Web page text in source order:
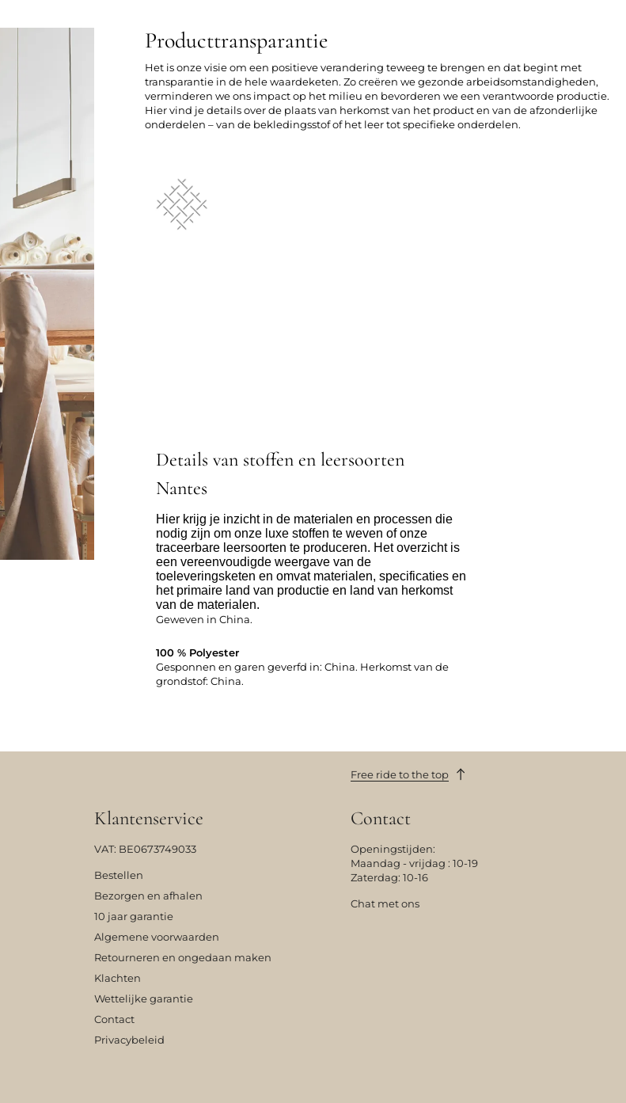
Producttransparantie
Het is onze visie om een positieve verandering teweeg te brengen en dat begint met
transparantie in de hele waardeketen. Zo creëren we gezonde arbeidsomstandigheden,
verminderen we ons impact op het milieu en bevorderen we een verantwoorde productie.
Hier vind je details over de plaats van herkomst van het product en van de afzonderlijke
onderdelen – van de bekledingsstof of het leer tot specifieke onderdelen.
Details van stoffen en leersoorten
Nantes
Hier krijg je inzicht in de materialen en processen die
nodig zijn om onze luxe stoffen te weven of onze
traceerbare leersoorten te produceren. Het overzicht is
een vereenvoudigde weergave van de
toeleveringsketen en omvat materialen, specificaties en
het primaire land van productie en land van herkomst
van de materialen.
Geweven in China.
100 % Polyester
Gesponnen en garen geverfd in: China. Herkomst van de
grondstof: China.
Free ride to the top
Klantenservice
VAT: BE0673749033
Bestellen
Bezorgen en afhalen
10 jaar garantie
Algemene voorwaarden
Retourneren en ongedaan maken
Klachten
Wettelijke garantie
Contact
Privacybeleid
Contact
Openingstijden:
Maandag - vrijdag : 10-19
Zaterdag: 10-16
Chat met ons